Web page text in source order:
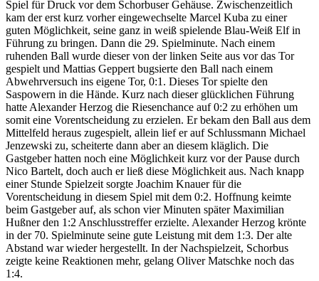
Spiel für Druck vor dem Schorbuser Gehäuse. Zwischenzeitlich
kam der erst kurz vorher eingewechselte Marcel Kuba zu einer
guten Möglichkeit, seine ganz in weiß spielende Blau-Weiß Elf in
Führung zu bringen. Dann die 29. Spielminute. Nach einem
ruhenden Ball wurde dieser von der linken Seite aus vor das Tor
gespielt und Mattias Geppert bugsierte den Ball nach einem
Abwehrversuch ins eigene Tor, 0:1. Dieses Tor spielte den
Saspowern in die Hände. Kurz nach dieser glücklichen Führung
hatte Alexander Herzog die Riesenchance auf 0:2 zu erhöhen um
somit eine Vorentscheidung zu erzielen. Er bekam den Ball aus dem
Mittelfeld heraus zugespielt, allein lief er auf Schlussmann Michael
Jenzewski zu, scheiterte dann aber an diesem kläglich. Die
Gastgeber hatten noch eine Möglichkeit kurz vor der Pause durch
Nico Bartelt, doch auch er ließ diese Möglichkeit aus. Nach knapp
einer Stunde Spielzeit sorgte Joachim Knauer für die
Vorentscheidung in diesem Spiel mit dem 0:2. Hoffnung keimte
beim Gastgeber auf, als schon vier Minuten später Maximilian
Hußner den 1:2 Anschlusstreffer erzielte. Alexander Herzog krönte
in der 70. Spielminute seine gute Leistung mit dem 1:3. Der alte
Abstand war wieder hergestellt. In der Nachspielzeit, Schorbus
zeigte keine Reaktionen mehr, gelang Oliver Matschke noch das
1:4.